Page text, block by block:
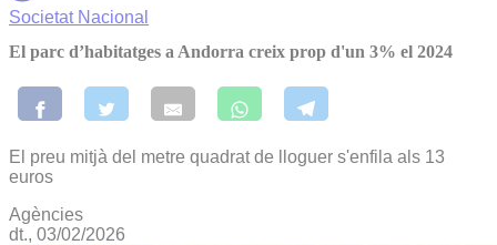
Societat Nacional
El parc d’habitatges a Andorra creix prop d'un 3% el 2024
El preu mitjà del metre quadrat de lloguer s'enfila als 13
euros
Agències
dt., 03/02/2026